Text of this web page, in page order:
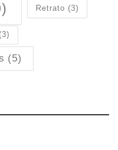
Retrato (3)
(3)
(5)